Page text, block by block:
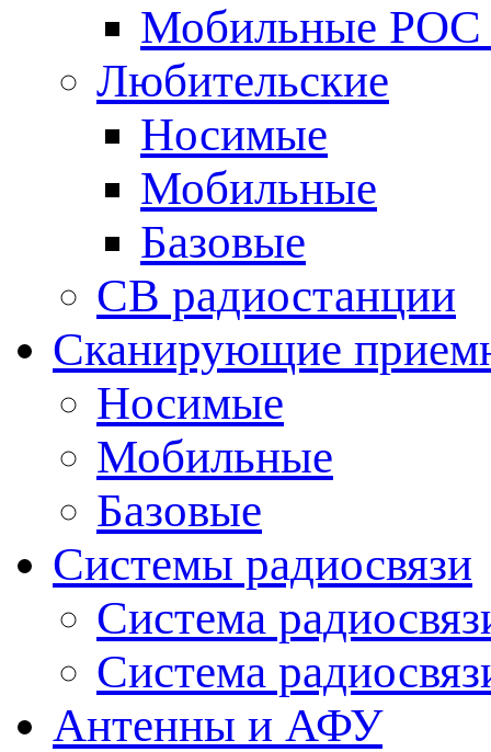
Мобильные POC
Любительские
Носимые
Мобильные
Базовые
CB радиостанции
Сканирующие
Носимые
Мобильные
Базовые
Системы радиосвязи
Система
Система
Антенны и АФУ